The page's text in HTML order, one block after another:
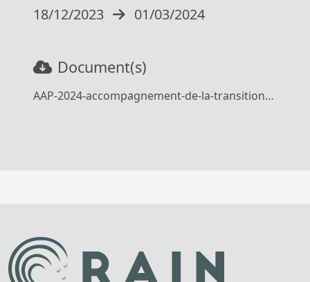
18/12/2023 01/03/2024
Document(s)
AAP-2024-accompagnement-de-la-transition-agricole_231213_VF.pdf